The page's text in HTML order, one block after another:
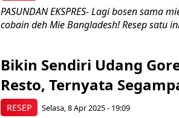
PASUNDAN EKSPRES- Lagi bosen sama
cobain deh Mie Bangladesh! Resep satu
RESEP
Bikin Sendiri Udang
Resto, Ternyata
Selasa, 8 Apr 2025 - 19:09